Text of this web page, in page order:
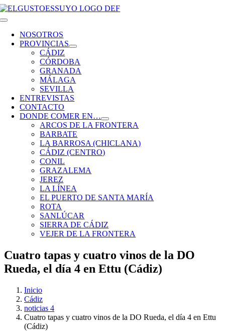
Saltar
al
Toggle
NavigationNOSOTROS
PROVINCIAS
CÁDIZ
CÓRDOBA
GRANADA
MÁLAGA
SEVILLA
ENTREVISTAS
CONTACTO
DONDE COMER EN…
ARCOS DE LA FRONTERA
BARBATE
LA BARROSA (CHICLANA)
CÁDIZ (CENTRO)
CONIL
GRAZALEMA
JEREZ
LA LÍNEA
EL PUERTO DE SANTA MARÍA
ROTA
SANLÚCAR
SIERRA DE CÁDIZ
VEJER DE LA FRONTERA
Cuatro tapas y cuatro vinos de la DO
Rueda, el día 4 en Ettu (Cádiz)
Inicio
Cádiz
noticias 4
Cuatro tapas y cuatro vinos de la DO Rueda, el día 4 en Ettu
(Cádiz)